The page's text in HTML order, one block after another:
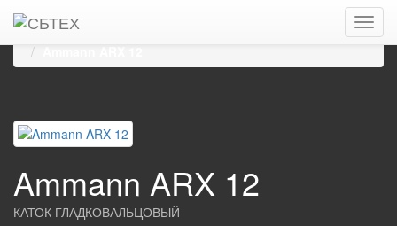
Главная
Гладковальцовые катки
Ammann ARX 12
КАТОК ГЛАДКОВАЛЬЦОВЫЙ